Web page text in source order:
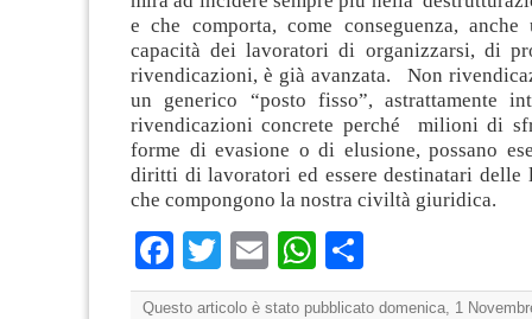
e che comporta, come conseguenza,
capacità dei lavoratori di organizzarsi, di
rivendicazioni, è già avanzata. Non
un generico “posto fisso”, astrattamente
rivendicazioni concrete perché milioni di
forme di evasione o di elusione, possano
diritti di lavoratori ed essere destinatari delle
che compongono la nostra civiltà giuridica.
Facebook
TwitterEmailWhatsApp
Questo articolo è stato pubblicato domenica, 1